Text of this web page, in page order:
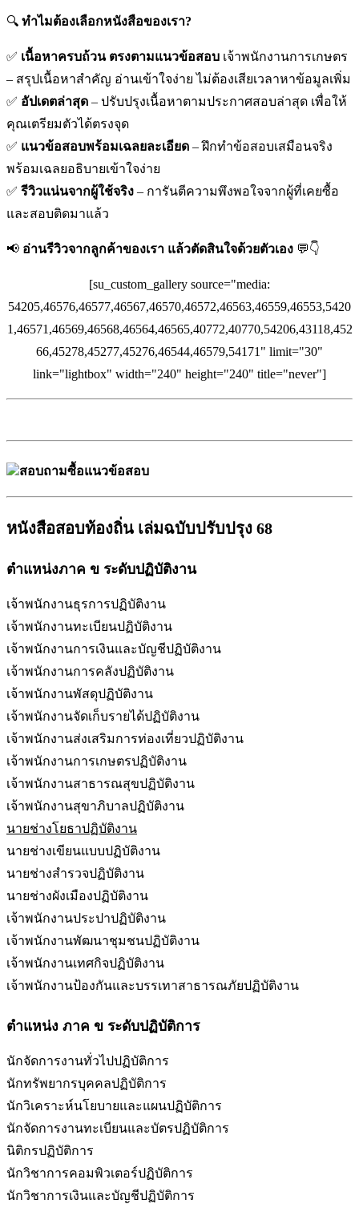
🔍 ทำไมต้องเลือกหนังสือของเรา?
✅ เนื้อหาครบถ้วน ตรงตามแนวข้อสอบ เจ้าพนักงานการเกษตร
– สรุปเนื้อหาสำคัญ อ่านเข้าใจง่าย ไม่ต้องเสียเวลาหาข้อมูลเพิ่ม
✅ อัปเดตล่าสุด – ปรับปรุงเนื้อหาตามประกาศสอบล่าสุด เพื่อให้
คุณเตรียมตัวได้ตรงจุด
✅ แนวข้อสอบพร้อมเฉลยละเอียด – ฝึกทำข้อสอบเสมือนจริง
พร้อมเฉลยอธิบายเข้าใจง่าย
✅ รีวิวแน่นจากผู้ใช้จริง – การันตีความพึงพอใจจากผู้ที่เคยซื้อ
และสอบติดมาแล้ว
📢 อ่านรีวิวจากลูกค้าของเรา แล้วตัดสินใจด้วยตัวเอง 💬👇
[su_custom_gallery source="media:
54205,46576,46577,46567,46570,46572,46563,46559,46553,5420
1,46571,46569,46568,46564,46565,40772,40770,54206,43118,452
66,45278,45277,45276,46544,46579,54171" limit="30"
link="lightbox" width="240" height="240" title="never"]
หนังสือสอบท้องถิ่น เล่มฉบับปรับปรุง 68
ตำแหน่งภาค ข ระดับปฏิบัติงาน
เจ้าพนักงานธุรการปฏิบัติงาน
เจ้าพนักงานทะเบียนปฏิบัติงาน
เจ้าพนักงานการเงินและบัญชีปฏิบัติงาน
เจ้าพนักงานการคลังปฏิบัติงาน
เจ้าพนักงานพัสดุปฏิบัติงาน
เจ้าพนักงานจัดเก็บรายได้ปฏิบัติงาน
เจ้าพนักงานส่งเสริมการท่องเที่ยวปฏิบัติงาน
เจ้าพนักงานการเกษตรปฏิบัติงาน
เจ้าพนักงานสาธารณสุขปฏิบัติงาน
เจ้าพนักงานสุขาภิบาลปฏิบัติงาน
นายช่างโยธาปฏิบัติงาน
นายช่างเขียนแบบปฏิบัติงาน
นายช่างสำรวจปฏิบัติงาน
นายช่างผังเมืองปฏิบัติงาน
เจ้าพนักงานประปาปฏิบัติงาน
เจ้าพนักงานพัฒนาชุมชนปฏิบัติงาน
เจ้าพนักงานเทศกิจปฏิบัติงาน
เจ้าพนักงานป้องกันและบรรเทาสาธารณภัยปฏิบัติงาน
ตำแหน่ง ภาค ข ระดับปฏิบัติการ
นักจัดการงานทั่วไปปฏิบัติการ
นักทรัพยากรบุคคลปฏิบัติการ
นักวิเคราะห์นโยบายและแผนปฏิบัติการ
นักจัดการงานทะเบียนและบัตรปฏิบัติการ
นิติกรปฏิบัติการ
นักวิชาการคอมพิวเตอร์ปฏิบัติการ
นักวิชาการเงินและบัญชีปฏิบัติการ